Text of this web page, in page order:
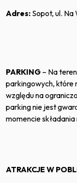
Adres: Sopot, ul. Na
PARKING – Na
parkingowych, które
względu na
parking nie jest
momencie
ATRAKCJE W